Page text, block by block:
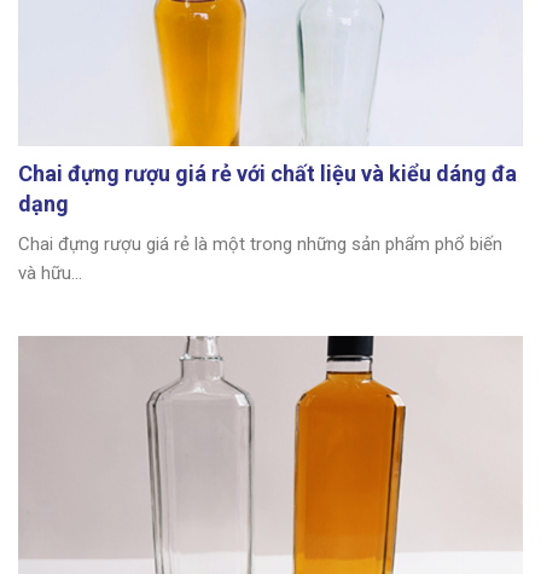
Chai đựng rượu giá rẻ với chất liệu và kiểu dáng đa
dạng
Chai đựng rượu giá rẻ là một trong những sản phẩm phổ biến
và hữu...